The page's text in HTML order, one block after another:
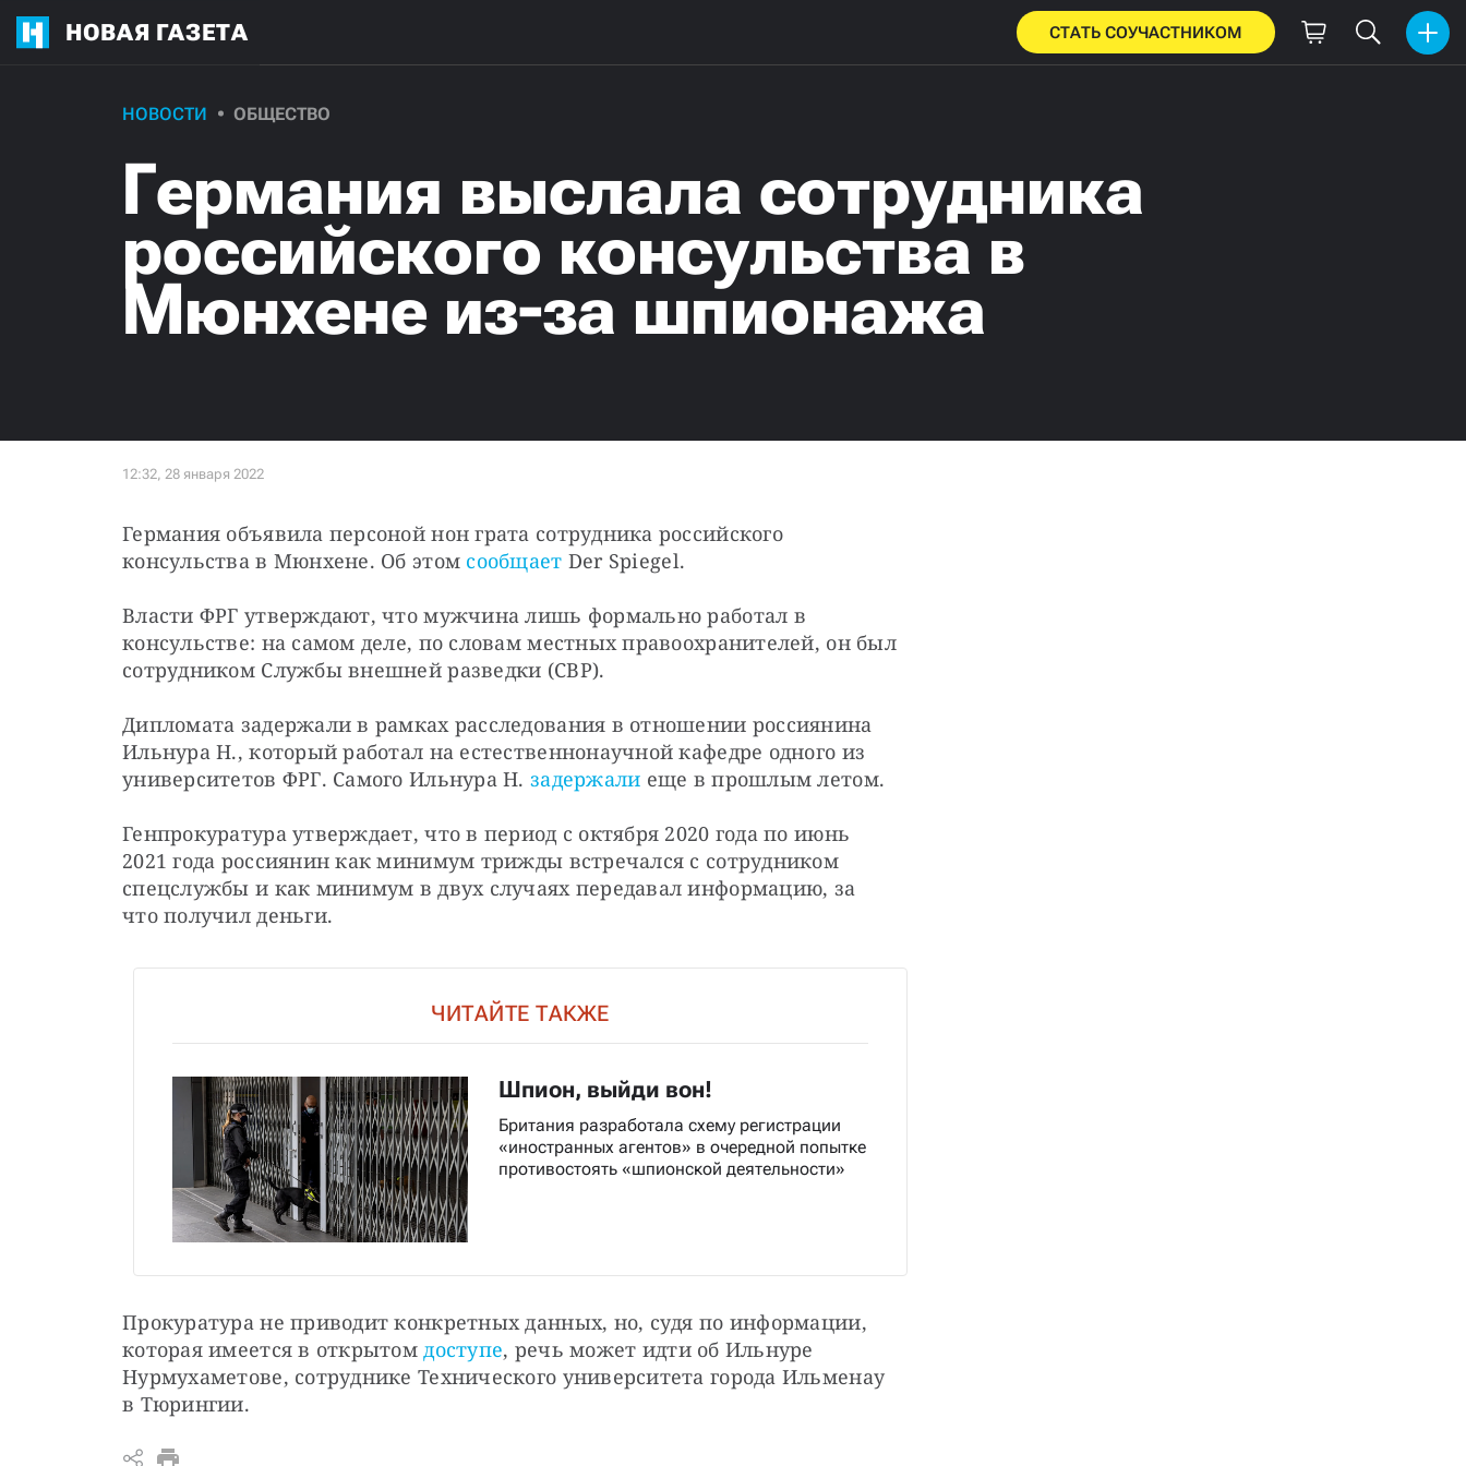
НОВАЯ ГАЗЕТА СТАТЬ СОУЧАСТНИКОМ
НОВОСТИ ОБЩЕСТВО
Германия выслала сотрудника
российского консульства в
Мюнхене из-за шпионажа
Германия объявила персоной нон грата сотрудника российского
консульства в Мюнхене. Об этом сообщает Der Spiegel.
Власти ФРГ утверждают, что мужчина лишь формально работал в
консульстве: на самом деле, по словам местных правоохранителей, он был
сотрудником Службы внешней разведки (СВР).
Дипломата задержали в рамках расследования в отношении россиянина
Ильнура Н., который работал на естественнонаучной кафедре одного из
университетов ФРГ. Самого Ильнура Н. задержали еще в прошлым летом.
Генпрокуратура утверждает, что в период с октября 2020 года по июнь
2021 года россиянин как минимум трижды встречался с сотрудником
спецслужбы и как минимум в двух случаях передавал информацию, за
что получил деньги.
ЧИТАЙТЕ ТАКЖЕ
Шпион, выйди вон!
Британия разработала схему регистрации
«иностранных агентов» в очередной попытке
противостоять «шпионской деятельности»
Прокуратура не приводит конкретных данных, но, судя по информации,
которая имеется в открытом доступе, речь может идти об Ильнуре
Нурмухаметове, сотруднике Технического университета города Ильменау
в Тюрингии.